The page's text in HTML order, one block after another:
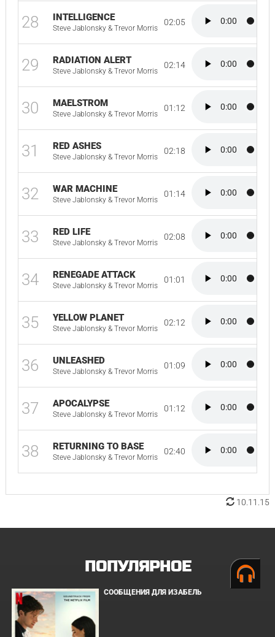
28 INTELLIGENCE
Steve Jablonsky & Trevor Morris
02:05
29 RADIATION ALERT
Steve Jablonsky & Trevor Morris
02:14
30 MAELSTROM
Steve Jablonsky & Trevor Morris
01:12
31 RED ASHES
Steve Jablonsky & Trevor Morris
02:18
32 WAR MACHINE
Steve Jablonsky & Trevor Morris
01:14
33 RED LIFE
Steve Jablonsky & Trevor Morris
02:08
34 RENEGADE ATTACK
Steve Jablonsky & Trevor Morris
01:01
35 YELLOW PLANET
Steve Jablonsky & Trevor Morris
02:12
36 UNLEASHED
Steve Jablonsky & Trevor Morris
01:09
37 APOCALYPSE
Steve Jablonsky & Trevor Morris
01:12
38 RETURNING TO BASE
Steve Jablonsky & Trevor Morris
02:40
10.11.15
ПОПУЛЯРНОЕ
СООБЩЕНИЯ ДЛЯ ИЗАБЕЛЬ